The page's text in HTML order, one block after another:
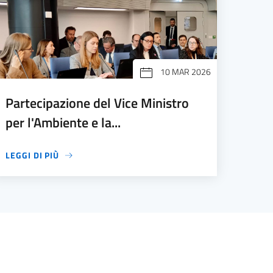
10 MAR 2026
Partecipazione del Vice Ministro
per l'Ambiente e la...
LEGGI DI PIÙ